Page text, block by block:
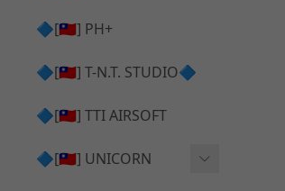
🔷[🇹🇼] PH+
🔷[🇹🇼] T-N.T. STUDIO🔷
🔷[🇹🇼] TTI AIRSOFT
🔷[🇹🇼] UNICORN